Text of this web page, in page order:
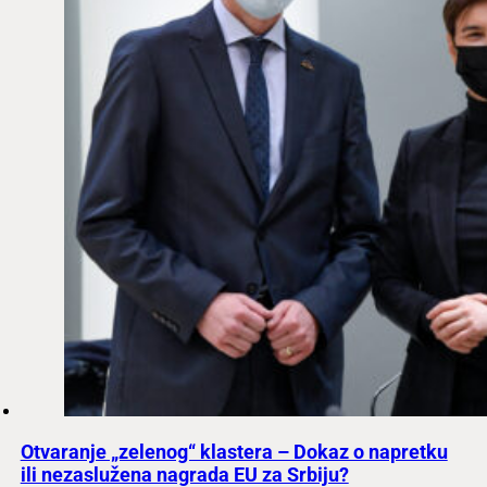
Otvaranje „zelenog“ klastera – Dokaz o napretku
ili nezaslužena nagrada EU za Srbiju?